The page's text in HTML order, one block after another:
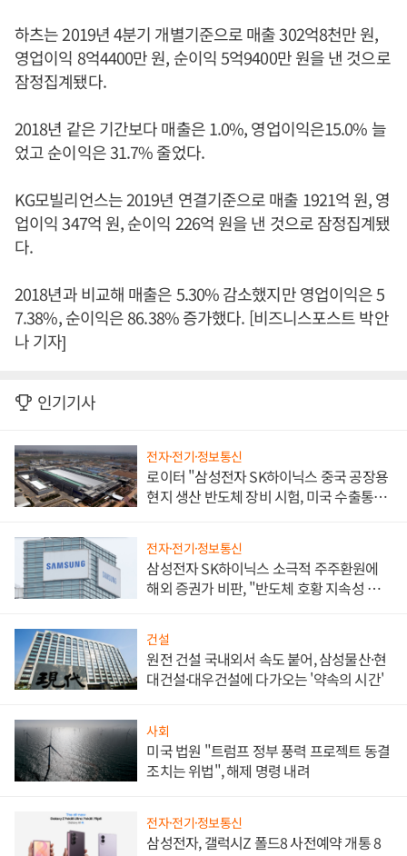
하츠는 2019년 4분기 개별기준으로 매출 302억8천만 원,
영업이익 8억4400만 원, 순이익 5억9400만 원을 낸 것으로
잠정집계됐다.
2018년 같은 기간보다 매출은 1.0%, 영업이익은15.0% 늘
었고 순이익은 31.7% 줄었다.
KG모빌리언스는 2019년 연결기준으로 매출 1921억 원, 영
업이익 347억 원, 순이익 226억 원을 낸 것으로 잠정집계됐
다.
2018년과 비교해 매출은 5.30% 감소했지만 영업이익은 5
7.38%, 순이익은 86.38% 증가했다. [비즈니스포스트 박안
나 기자]
인기기사
전자·전기·정보통신
로이터 "삼성전자 SK하이닉스 중국 공장용
현지 생산 반도체 장비 시험, 미국 수출통제
전자·전기·정보통신
삼성전자 SK하이닉스 소극적 주주환원에
해외 증권가 비판, "반도체 호황 지속성 의
건설
원전 건설 국내외서 속도 붙어, 삼성물산·현
대건설·대우건설에 다가오는 '약속의 시간'
사회
미국 법원 "트럼프 정부 풍력 프로젝트 동결
조치는 위법", 해제 명령 내려
전자·전기·정보통신
삼성전자, 갤럭시Z 폴드8 사전예약 개통 8